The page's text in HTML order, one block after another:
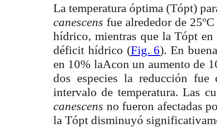
La temperatura óptima (Tópt)
canescens fue alrededor de
hídrico, mientras que la Tópt en
déficit hídrico (Fig. 6). En
en 10% laAcon un aumento de
dos especies la reducción
intervalo de temperatura. Las
canescens no fueron afectadas
la Tópt disminuyó